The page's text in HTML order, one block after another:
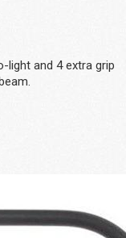
light and 4 extra grip